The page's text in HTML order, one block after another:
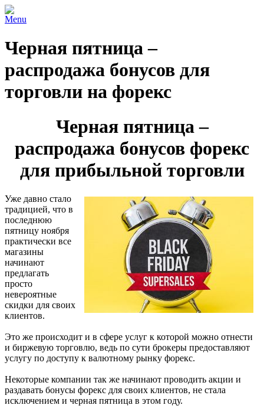
Menu
Черная пятница –
распродажа бонусов для
торговли на форекс
Черная пятница –
распродажа бонусов форекс
для прибыльной торговли
Уже давно стало
традицией, что в
последнюю
пятницу ноября
практически все
магазины
начинают
предлагать
просто
невероятные
скидки для своих
клиентов.
Это же происходит и в сфере услуг к которой можно отнести
и биржевую торговлю, ведь по сути брокеры предоставляют
услугу по доступу к валютному рынку форекс.
Некоторые компании так же начинают проводить акции и
раздавать бонусы форекс для своих клиентов, не стала
исключением и черная пятница в этом году.